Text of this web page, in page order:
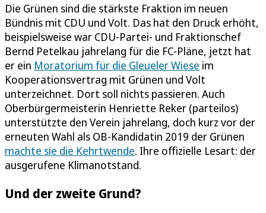
Die Grünen sind die stärkste Fraktion im neuen
Bündnis mit CDU und Volt. Das hat den Druck erhöht,
beispielsweise war CDU-Partei- und Fraktionschef
Bernd Petelkau jahrelang für die FC-Pläne, jetzt hat
er ein Moratorium für die Gleueler Wiese im
Kooperationsvertrag mit Grünen und Volt
unterzeichnet. Dort soll nichts passieren. Auch
Oberbürgermeisterin Henriette Reker (parteilos)
unterstützte den Verein jahrelang, doch kurz vor der
erneuten Wahl als OB-Kandidatin 2019 der Grünen
machte sie die Kehrtwende. Ihre offizielle Lesart: der
ausgerufene Klimanotstand.
Und der zweite Grund?